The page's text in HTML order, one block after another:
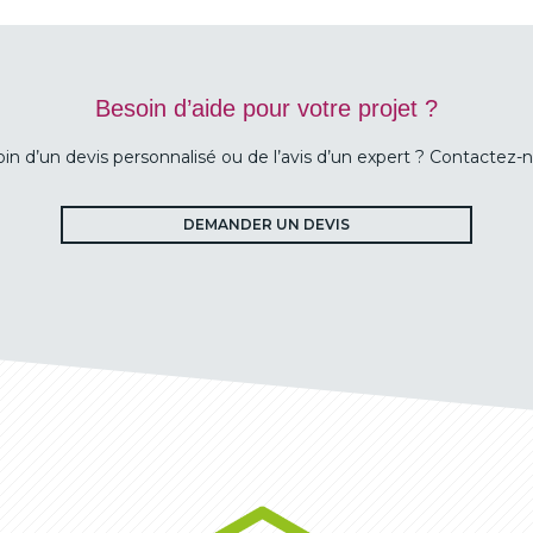
Besoin d’aide pour votre projet ?
d’un devis personnalisé ou de l’avis d’un expert ? Contactez-
DEMANDER UN DEVIS